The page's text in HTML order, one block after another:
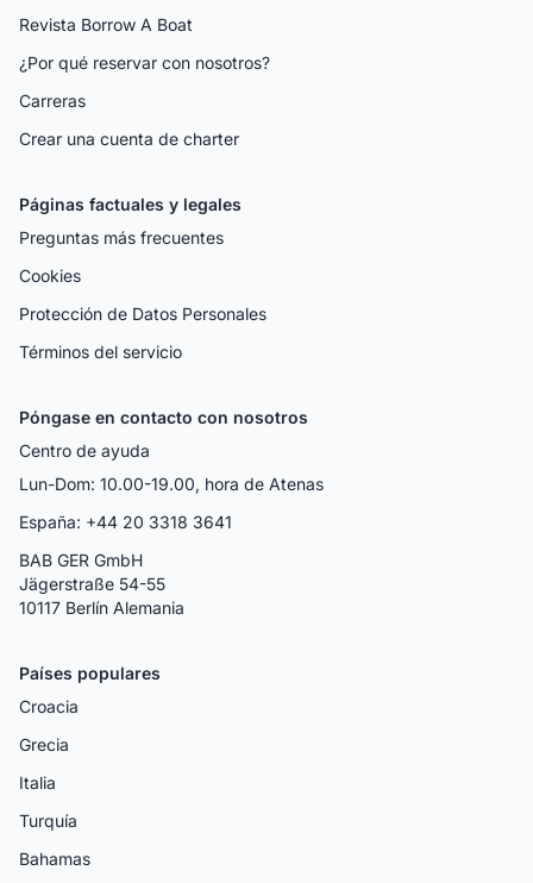
Revista Borrow A Boat
¿Por qué reservar con nosotros?
Carreras
Crear una cuenta de charter
Páginas factuales y legales
Preguntas más frecuentes
Cookies
Protección de Datos Personales
Términos del servicio
Póngase en contacto con nosotros
Centro de ayuda
Lun-Dom: 10.00-19.00, hora de Atenas
España: +44 20 3318 3641
BAB GER GmbH
Jägerstraße 54-55
10117 Berlín Alemania
Países populares
Croacia
Grecia
Italia
Turquía
Bahamas